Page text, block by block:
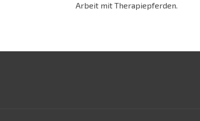
Arbeit mit Therapiepferden.